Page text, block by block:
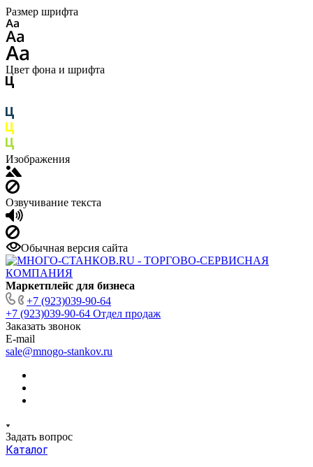
Размер шрифта
Цвет фона и шрифта
Изображения
Озвучивание текста
Обычная версия сайта
Маркетплейс для бизнеса
+7 (923)039-90-64
+7 (923)039-90-64 Отдел продаж
Заказать звонок
E-mail
sale@mnogo-stankov.ru
Задать вопрос
Каталог